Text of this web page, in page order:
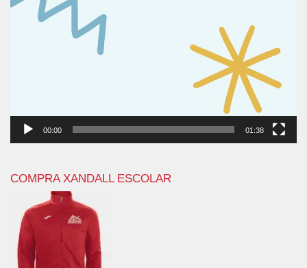
00:00 01:38
COMPRA XANDALL ESCOLAR